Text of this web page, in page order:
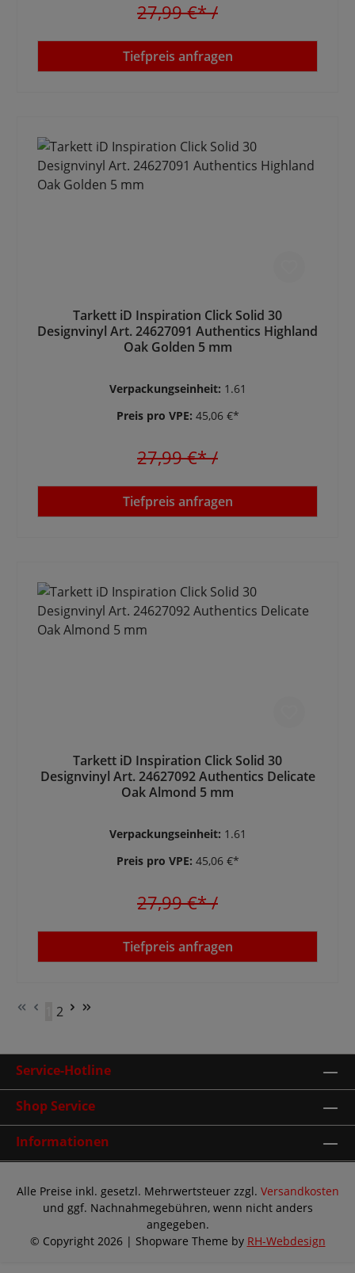
27,99 €*/
Tiefpreis anfragen
Tarkett iD Inspiration Click Solid 30
Designvinyl Art. 24627091 Authentics Highland
Oak Golden 5 mm
Verpackungseinheit: 1.61
Preis pro VPE: 45,06 €*
27,99 €*/
Tiefpreis anfragen
Tarkett iD Inspiration Click Solid 30
Designvinyl Art. 24627092 Authentics Delicate
Oak Almond 5 mm
Verpackungseinheit: 1.61
Preis pro VPE: 45,06 €*
27,99 €*/
Tiefpreis anfragen
Seite
Seite
2
Service-Hotline
Shop Service
Informationen
Alle Preise inkl. gesetzl. Mehrwertsteuer zzgl. Versandkosten
und ggf. Nachnahmegebühren, wenn nicht anders
angegeben.
© Copyright 2026 | Shopware Theme by RH-Webdesign